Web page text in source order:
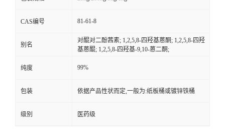
CAS编号 81-61-8
别名
对醌对二酚茜素; 1,2,5,8-四羟基蒽酮; 1,2,5,8-四羟
基蒽醌; 1,2,5,8-四羟基-9,10-蒽二酮;
纯度 99%
包装 依据产品性状而定,一般为:纸板桶或镀锌铁桶
级别 医药级